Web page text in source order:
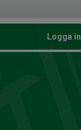
Logga in